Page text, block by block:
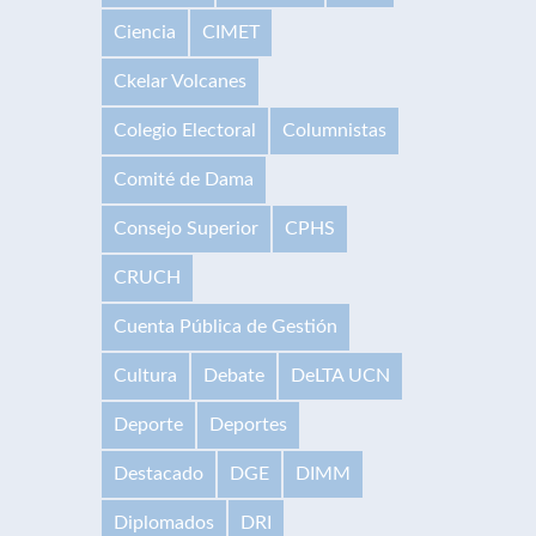
Ciencia CIMET
Ckelar Volcanes
Colegio Electoral Columnistas
Comité de Dama
Consejo Superior CPHS
CRUCH
Cuenta Pública de Gestión
Cultura Debate DeLTA UCN
Deporte Deportes
Destacado DGE DIMM
Diplomados DRI